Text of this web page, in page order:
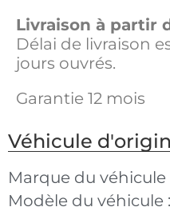
Livraison à partir
Délai de livraison
jours ouvrés.
Garantie 12 mois
Véhicule
Marque du véhicule
Modèle du véhicule :